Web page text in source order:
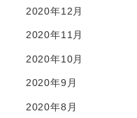
2020年12月
2020年11月
2020年10月
2020年9月
2020年8月